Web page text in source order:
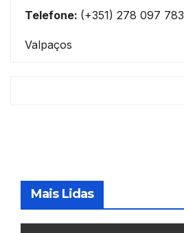
Telefone: (+351) 278 097 783
Valpaços
Mais Lidas